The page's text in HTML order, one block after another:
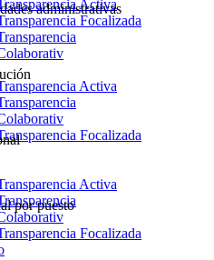
Activa
Focalizada
Activa
Focalizada
Activa
Focalizada
administrativas
por puesto